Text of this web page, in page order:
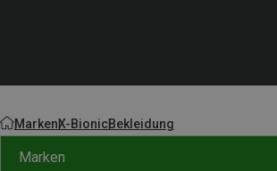
MarkenX-BionicBekleidung
Marken